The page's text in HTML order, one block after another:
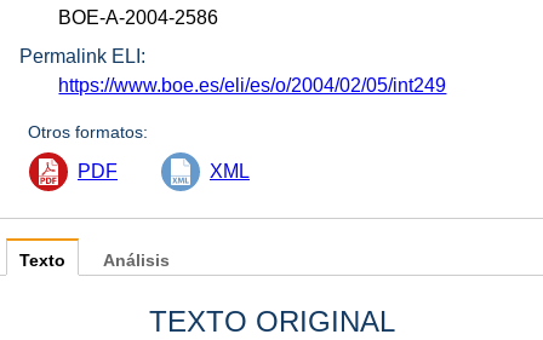
BOE-A-2004-2586
Permalink ELI:
https://www.boe.es/eli/es/o/2004/02/05/int249
Otros formatos:
PDF XML
Texto
TEXTO ORIGINAL
Análisis